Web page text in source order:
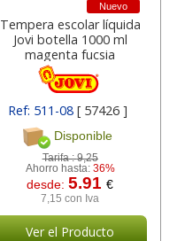
Nuevo
Tempera escolar líquida
Jovi botella 1000 ml
magenta fucsia
Ref: 511-08 [ 57426 ]
Disponible
Tarifa :9,25
Ahorro hasta: 36%
desde:5.91€
7,15 con Iva
Ver el Producto